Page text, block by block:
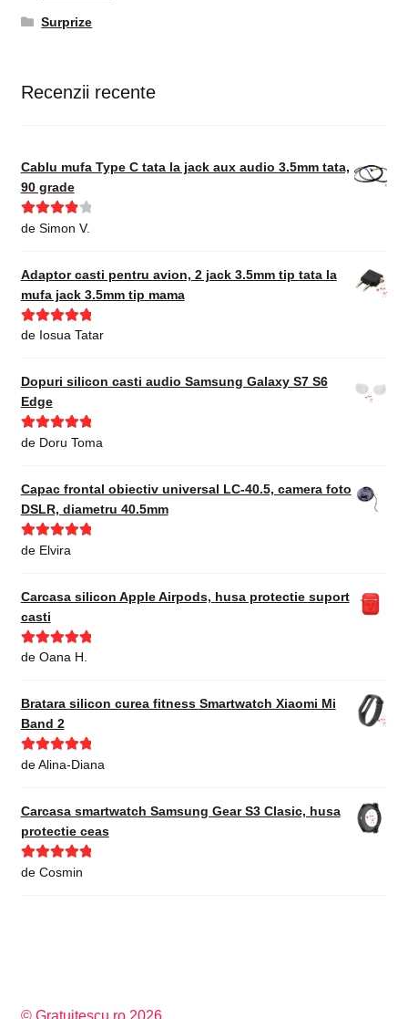
Surprize
Recenzii recente
Cablu mufa Type C tata la jack aux audio 3.5mm tata,
90 grade
Evaluat la
de Simon V.
Adaptor casti pentru avion, 2 jack 3.5mm tip tata la
mufa jack 3.5mm tip mama
Evaluat la5
de Iosua Tatar
Dopuri silicon casti audio Samsung Galaxy S7 S6
Edge
Evaluat la5
de Doru Toma
Capac frontal obiectiv universal LC-40.5, camera foto
DSLR, diametru 40.5mm
Evaluat la
de Elvira
Carcasa silicon Apple Airpods, husa protectie suport
casti
Evaluat la5
de Oana H.
Bratara silicon curea fitness Smartwatch Xiaomi Mi
Band 2
Evaluat la5
de Alina-Diana
Carcasa smartwatch Samsung Gear S3 Clasic, husa
protectie ceas
Evaluat la5
de Cosmin